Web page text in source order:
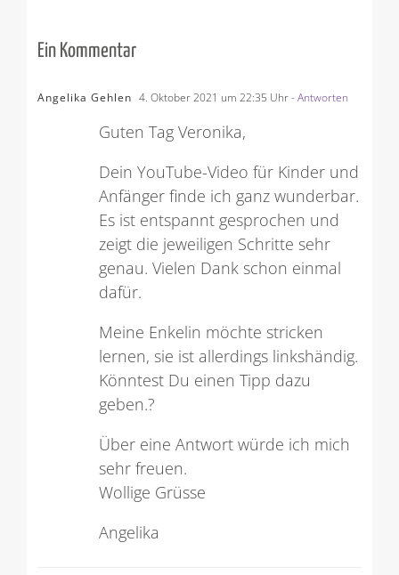
Ein Kommentar
Angelika Gehlen 4. Oktober 2021 um 22:35 Uhr- Antworten
Guten Tag Veronika,
Dein YouTube-Video für Kinder und
Anfänger finde ich ganz wunderbar.
Es ist entspannt gesprochen und
zeigt die jeweiligen Schritte sehr
genau. Vielen Dank schon einmal
dafür.
Meine Enkelin möchte stricken
lernen, sie ist allerdings linkshändig.
Könntest Du einen Tipp dazu
geben.?
Über eine Antwort würde ich mich
sehr freuen.
Wollige Grüsse
Angelika